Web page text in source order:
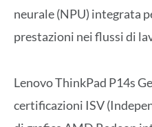
neurale (NPU) integrata
prestazioni nei flussi di
Lenovo ThinkPad P14s
certificazioni ISV